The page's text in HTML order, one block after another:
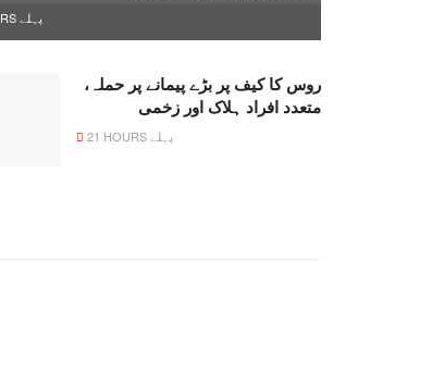
19 HOURS پہلے
روس کا کیف پر بڑے پیمانے پر حملہ،
متعدد افراد ہلاک اور زخمی
21 HOURS پہلے